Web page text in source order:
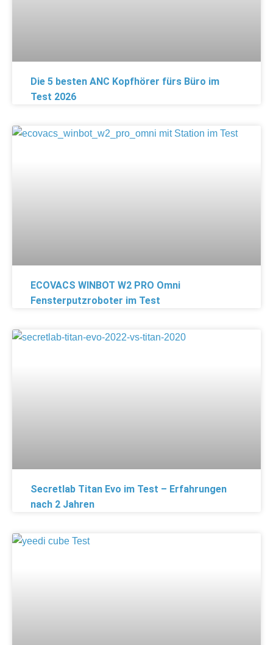
Die 5 besten ANC Kopfhörer fürs Büro im
Test 2026
ECOVACS WINBOT W2 PRO Omni
Fensterputzroboter im Test
Secretlab Titan Evo im Test – Erfahrungen
nach 2 Jahren